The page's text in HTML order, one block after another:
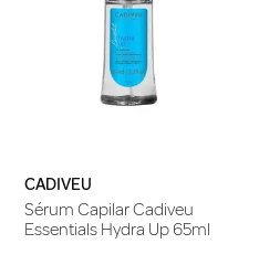
CADIVEU
Sérum Capilar Cadiveu
Essentials Hydra Up 65ml